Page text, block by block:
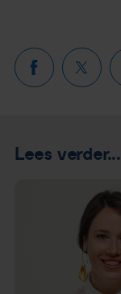
Lees verder...